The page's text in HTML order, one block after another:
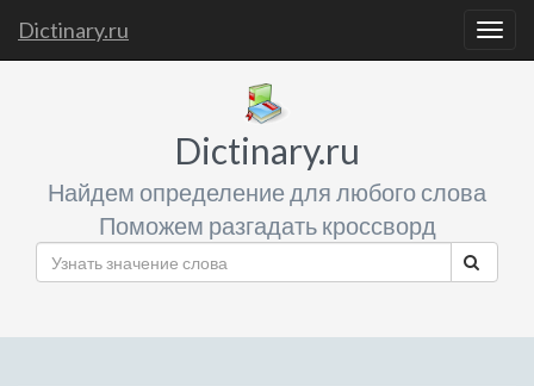
Dictinary.ru
Dictinary.ru
Найдем определение для любого слова
Поможем разгадать кроссворд